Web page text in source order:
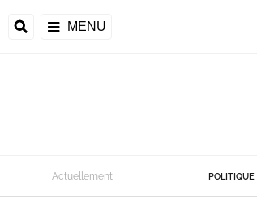
MENU
Actuellement POLITIQUE